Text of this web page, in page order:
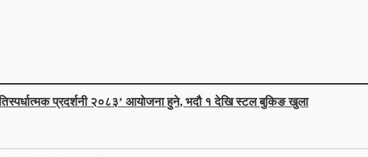
प्रदर्शनी २०८३’ आयोजना हुने, भदौ १ देखि स्टल बुकिङ खुला